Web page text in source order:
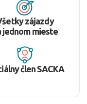
zájazdy
jednom mieste
člen SACKA